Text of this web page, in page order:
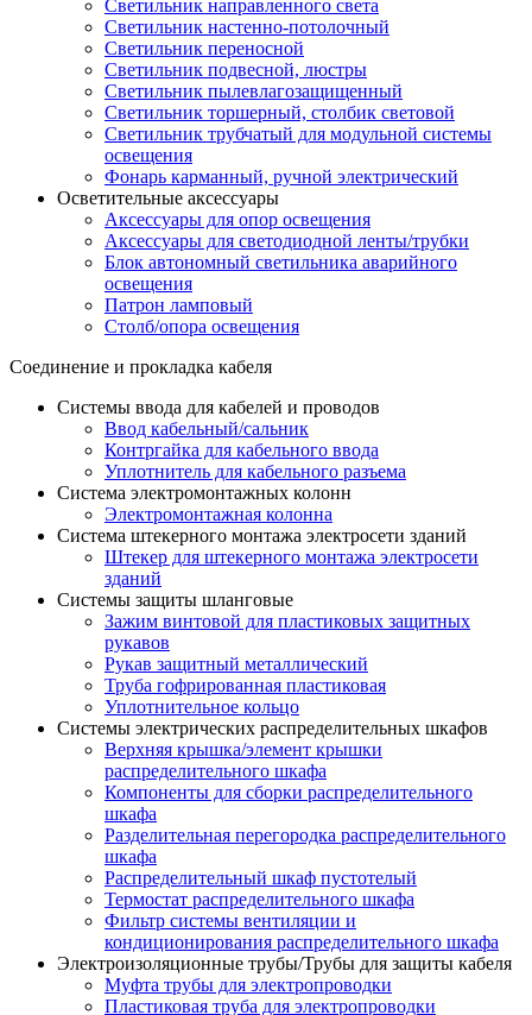
Светильник направленного света
Светильник настенно-потолочный
Светильник переносной
Светильник подвесной, люстры
Светильник пылевлагозащищенный
Светильник торшерный, столбик световой
Светильник трубчатый для модульной системы
освещения
Фонарь карманный, ручной электрический
Осветительные аксессуары
Аксессуары для опор освещения
Аксессуары для светодиодной ленты/трубки
Блок автономный светильника аварийного
освещения
Патрон ламповый
Столб/опора освещения
Соединение и прокладка кабеля
Системы ввода для кабелей и проводов
Ввод кабельный/сальник
Контргайка для кабельного ввода
Уплотнитель для кабельного разъема
Система электромонтажных колонн
Электромонтажная колонна
Система штекерного монтажа электросети зданий
Штекер для штекерного монтажа электросети
зданий
Системы защиты шланговые
Зажим винтовой для пластиковых защитных
рукавов
Рукав защитный металлический
Труба гофрированная пластиковая
Уплотнительное кольцо
Системы электрических распределительных шкафов
Верхняя крышка/элемент крышки
распределительного шкафа
Компоненты для сборки распределительного
шкафа
Разделительная перегородка распределительного
шкафа
Распределительный шкаф пустотелый
Термостат распределительного шкафа
Фильтр системы вентиляции и
кондиционирования распределительного шкафа
Электроизоляционные трубы/Трубы для защиты кабеля
Муфта трубы для электропроводки
Пластиковая труба для электропроводки